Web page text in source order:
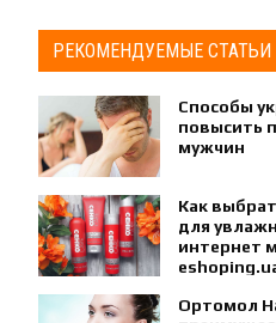
РЕКОМЕНДУЕМЫЕ СТАТЬИ
Способы
повысить
мужчин
Как
для
интернет
Ортомол